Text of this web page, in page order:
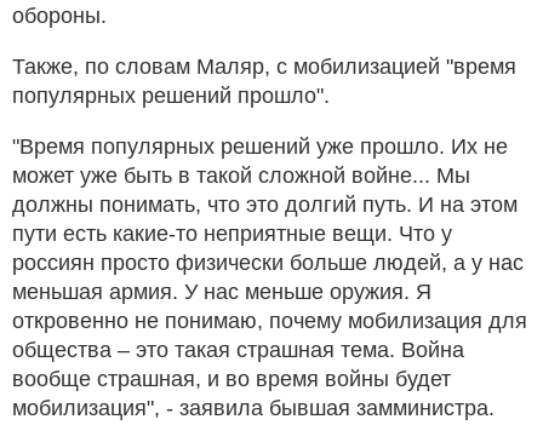
обороны.
Также, по словам Маляр, с мобилизацией "время
популярных решений прошло".
"Время популярных решений уже прошло. Их не
может уже быть в такой сложной войне... Мы
должны понимать, что это долгий путь. И на этом
пути есть какие-то неприятные вещи. Что у
россиян просто физически больше людей, а у нас
меньшая армия. У нас меньше оружия. Я
откровенно не понимаю, почему мобилизация для
общества – это такая страшная тема. Война
вообще страшная, и во время войны будет
мобилизация", - заявила бывшая замминистра.